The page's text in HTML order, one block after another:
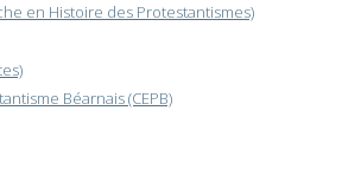
en Histoire des Protestantismes)
Béarnais (CEPB)